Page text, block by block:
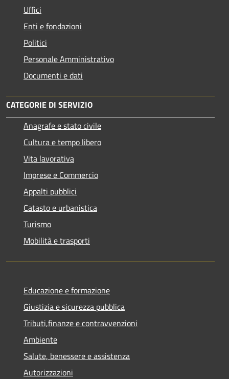
Uffici
Enti e fondazioni
Politici
Personale Amministrativo
Documenti e dati
CATEGORIE DI SERVIZIO
Anagrafe e stato civile
Cultura e tempo libero
Vita lavorativa
Imprese e Commercio
Appalti pubblici
Catasto e urbanistica
Turismo
Mobilità e trasporti
Educazione e formazione
Giustizia e sicurezza pubblica
Tributi,finanze e contravvenzioni
Ambiente
Salute, benessere e assistenza
Autorizzazioni